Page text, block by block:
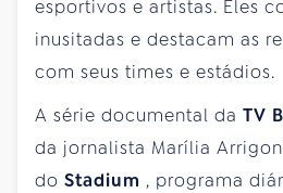
esportivos e artistas. Eles
inusitadas e destacam as
com seus times e estádios.
A série documental da TV
da jornalista Marília
do Stadium , programa